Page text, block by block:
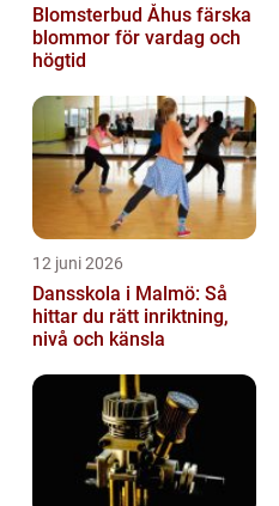
Blomsterbud Åhus färska
blommor för vardag och
högtid
12 juni 2026
Dansskola i Malmö: Så
hittar du rätt inriktning,
nivå och känsla